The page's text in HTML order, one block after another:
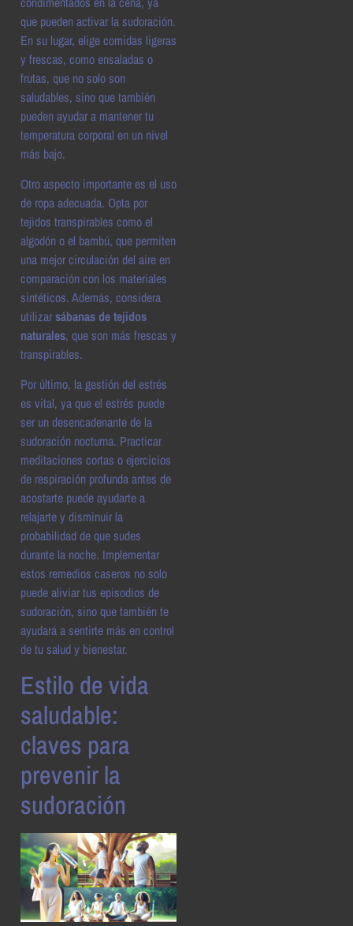
que pueden activar la sudoración.
En su lugar, elige comidas ligeras
y frescas, como ensaladas o
frutas, que no solo son
saludables, sino que también
pueden ayudar a mantener tu
temperatura corporal en un nivel
más bajo.
Otro aspecto importante es el uso
de ropa adecuada. Opta por
tejidos transpirables como el
algodón o el bambú, que permiten
una mejor circulación del aire en
comparación con los materiales
sintéticos. Además, considera
utilizarsábanas de tejidos
naturales, que son más frescas y
transpirables.
Por último, la gestión del estrés
es vital, ya que el estrés puede
ser un desencadenante de la
sudoración nocturna. Practicar
meditaciones cortas o ejercicios
de respiración profunda antes de
acostarte puede ayudarte a
relajarte y disminuir la
probabilidad de que sudes
durante la noche. Implementar
estos remedios caseros no solo
puede aliviar tus episodios de
sudoración, sino que también te
ayudará a sentirte más en control
de tu salud y bienestar.
Estilo de vida
saludable:
claves para
prevenir la
sudoración